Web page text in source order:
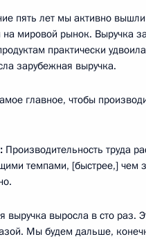
пять лет мы активно
на мировой рынок. Выручка
практически
зарубежная выручка.
главное, чтобы
Производительность труда
темпами, [быстрее,] чем
выручка выросла в сто раз.
Мы будем дальше,